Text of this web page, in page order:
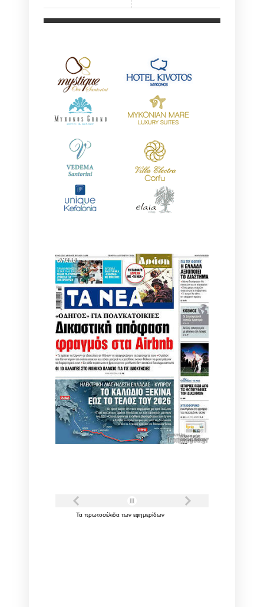
Τα πρωτοσέλιδα των εφημερίδων